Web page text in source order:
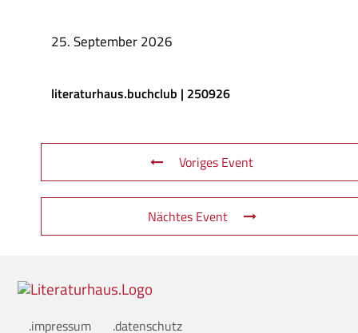
25. September 2026
literaturhaus.buchclub | 250926
Voriges Event
Nächtes Event
.impressum .datenschutz